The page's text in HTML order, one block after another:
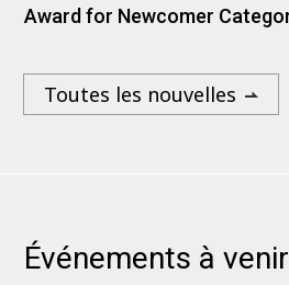
Award for Newcomer
Toutes les nouvelles
Événements à venir